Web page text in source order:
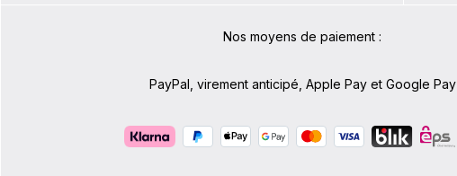
Nos moyens de paiement :
PayPal, virement anticipé, Apple Pay et Google Pay